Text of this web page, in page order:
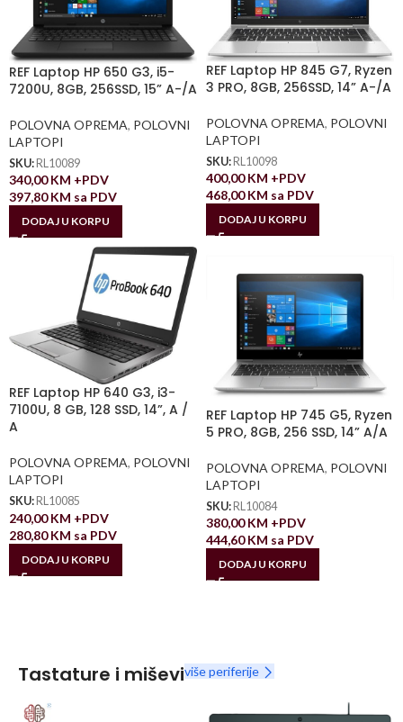
REF Laptop HP 650 G3, i5-
7200U, 8GB, 256SSD, 15” A-/A
POLOVNA OPREMA, POLOVNI
LAPTOPI
SKU: RL10089
340,00KM +PDV
397,80KM sa PDV
DODAJ U KORPU
REF Laptop HP 845 G7, Ryzen
3 PRO, 8GB, 256SSD, 14” A-/A
POLOVNA OPREMA, POLOVNI
LAPTOPI
SKU: RL10098
400,00KM +PDV
468,00KM sa PDV
DODAJ U KORPU
REF Laptop HP 640 G3, i3-
7100U, 8 GB, 128 SSD, 14”, A /
A
POLOVNA OPREMA, POLOVNI
LAPTOPI
SKU: RL10085
240,00KM +PDV
280,80KM sa PDV
DODAJ U KORPU
REF Laptop HP 745 G5, Ryzen
5 PRO, 8GB, 256 SSD, 14” A/A
POLOVNA OPREMA, POLOVNI
LAPTOPI
SKU: RL10084
380,00KM +PDV
444,60KM sa PDV
DODAJ U KORPU
Tastature i miševiviše periferije